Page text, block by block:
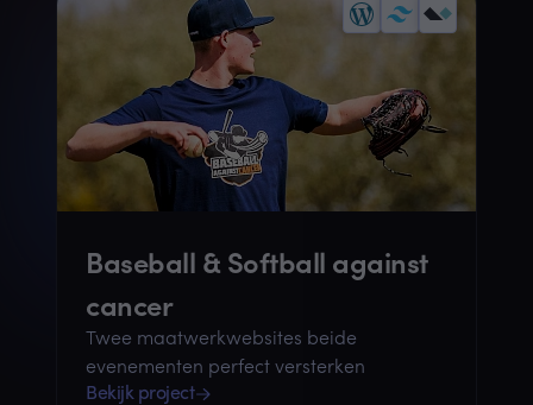
Baseball & Softball against
cancer
Twee maatwerkwebsites beide
evenementen perfect versterken
Bekijk project